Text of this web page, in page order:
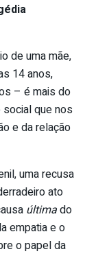
de uma mãe,
14 anos,
– é mais do
social que nos
e da relação
uma recusa
ato
últimado
empatia e o
o papel da